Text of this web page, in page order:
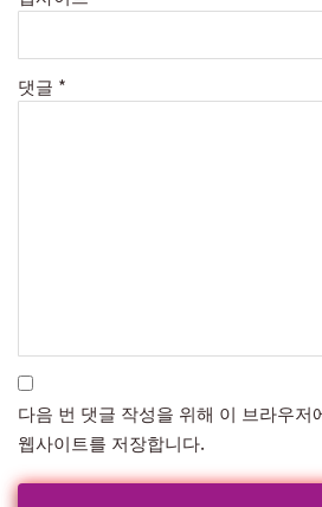
댓글 *
다음 번 댓글 작성을 위해 이 브라우저
웹사이트를 저장합니다.